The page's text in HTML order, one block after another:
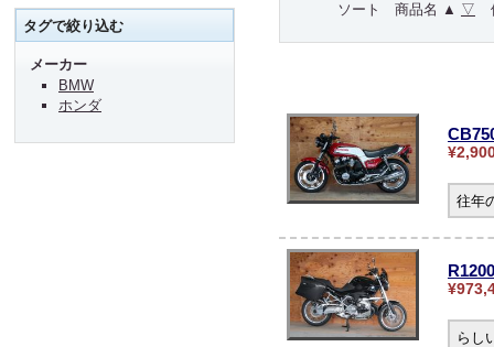
ソート
商品名 ▲ ▽
往年
らし
タグで絞り込む
メーカー
BMW
ホンダ